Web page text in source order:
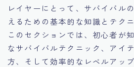
レイヤーにとって、サバイバル
えるための基本的な知識とテク
このセクションでは、初心者が
なサバイバルテクニック、アイ
方、そして効率的なレベルアッ